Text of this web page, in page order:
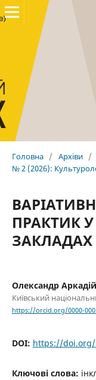
Головна / Архіви /
№ 2 (2026):
ПРАКТИК
ЗАКЛАДАХ
Олександр
Київський
https://orcid.org/0000-
DOI: https://doi.org/
Ключові слова: